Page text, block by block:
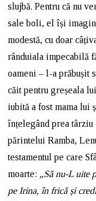
slujbă. Pentru că nu
sale boli, el își
modestă, cu doar
rânduiala impecabilă
oameni – l-a prăbușit
căit pentru greșeala
iubită a fost mama lui
înțelegând prea târziu
părintelui Ramba,
testamentul pe care
moarte: „Să nu-L uite
pe Irina, în frică și